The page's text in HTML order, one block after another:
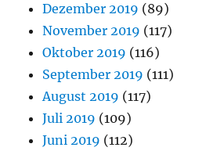
Dezember 2019 (89)
November 2019 (117)
Oktober 2019 (116)
September 2019 (111)
August 2019 (117)
Juli 2019 (109)
Juni 2019 (112)